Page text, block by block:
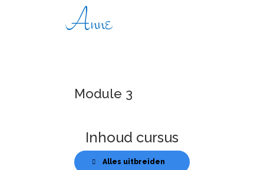
Anne
Module 3
Inhoud cursus
Alles uitbreiden
Lessen